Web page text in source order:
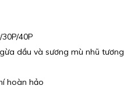
40P
dầu và sương mù nhũ tương
hoàn hảo